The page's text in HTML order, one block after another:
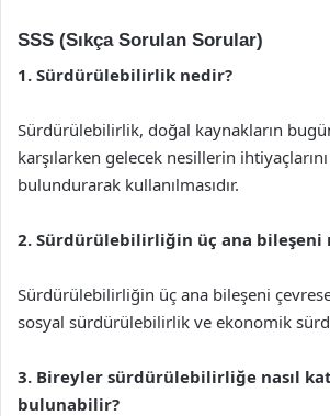
SSS (Sıkça Sorulan Sorular)
1. Sürdürülebilirlik nedir?
Sürdürülebilirlik, doğal kaynakların
karşılarken gelecek nesillerin
bulundurarak kullanılmasıdır.
2. Sürdürülebilirliğin üç ana bileşeni
Sürdürülebilirliğin üç ana bileşeni
sosyal sürdürülebilirlik ve ekonomik
3. Bireyler sürdürülebilirliğe nasıl
bulunabilir?